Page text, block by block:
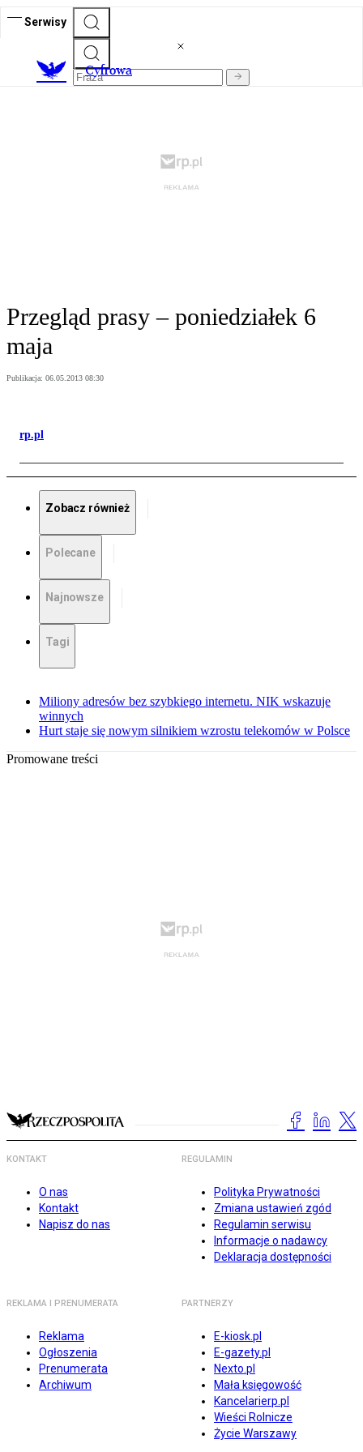
Serwisy
Cyfrowa
Przegląd prasy – poniedziałek 6
maja
Publikacja: 06.05.2013 08:30
rp.pl
Zobacz również
Polecane
Najnowsze
Tagi
Miliony adresów bez szybkiego internetu. NIK wskazuje
winnych
Hurt staje się nowym silnikiem wzrostu telekomów w Polsce
Promowane treści
KONTAKT
O nas
Kontakt
Napisz do nas
REGULAMIN
Polityka Prywatności
Zmiana ustawień zgód
Regulamin serwisu
Informacje o nadawcy
Deklaracja dostępności
REKLAMA I PRENUMERATA
Reklama
Ogłoszenia
Prenumerata
Archiwum
PARTNERZY
E-kiosk.pl
E-gazety.pl
Nexto.pl
Mała księgowość
Kancelarierp.pl
Wieści Rolnicze
Życie Warszawy